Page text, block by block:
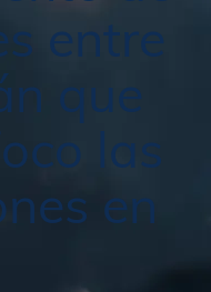
entre
que
las
en